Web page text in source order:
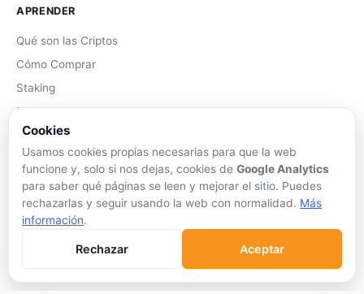
APRENDER
Qué son las Criptos
Cómo Comprar
Staking
DeFi
Trading
Glosario
EMPRESA
Sobre Nosotros
Cómo nos financiamos
Cookies
Usamos cookies propias necesarias para que la web
funcione y, solo si nos dejas, cookies de Google Analytics
para saber qué páginas se leen y mejorar el sitio. Puedes
rechazarlas y seguir usando la web con normalidad. Más
información.
Rechazar Aceptar